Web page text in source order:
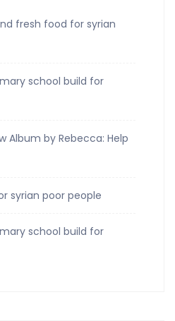
fresh food for syrian
school build for
Album by Rebecca: Help
syrian poor people
school build for